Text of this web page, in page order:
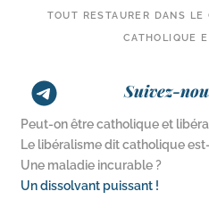
TOUT RESTAURER DANS
CATHOLIQUE
Suivez-
Peut-​on être catholique et
Le libéralisme dit catholique
Une maladie incurable ?
Un dissolvant puissant !